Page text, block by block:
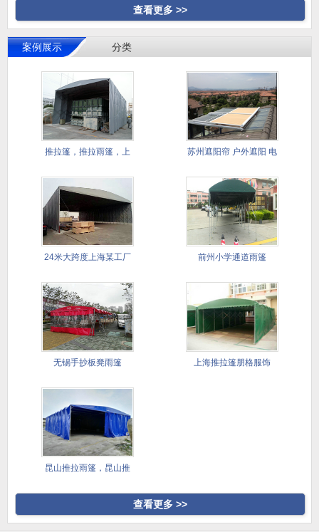
查看更多 >>
案例展示 分类
推拉篷，推拉雨篷，上 苏州遮阳帘 户外遮阳 电
24米大跨度上海某工厂 前州小学通道雨篷
无锡手抄板凳雨篷 上海推拉篷朋格服饰
昆山推拉雨篷，昆山推
查看更多 >>